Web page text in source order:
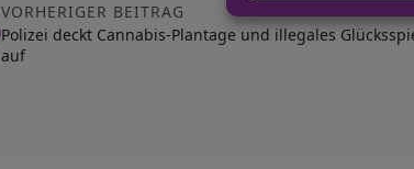
VORHERIGER BEITRAG
Polizei deckt Cannabis-Plantage und illegales
auf